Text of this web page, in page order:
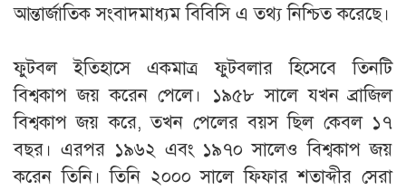
আন্তার্জাতিক সংবাদমাধ্যম বিবিসি এ তথ্য নিশ্চিত করেছে।
ফুটবল ইতিহাসে একমাত্র ফুটবলার হিসেবে তিনটি
বিশ্বকাপ জয় করেন পেলে। ১৯৫৮ সালে যখন ব্রাজিল
বিশ্বকাপ জয় করে, তখন পেলের বয়স ছিল কেবল ১৭
বছর। এরপর ১৯৬২ এবং ১৯৭০ সালেও বিশ্বকাপ জয়
করেন তিনি। তিনি ২০০০ সালে ফিফার শতাব্দীর সেরা